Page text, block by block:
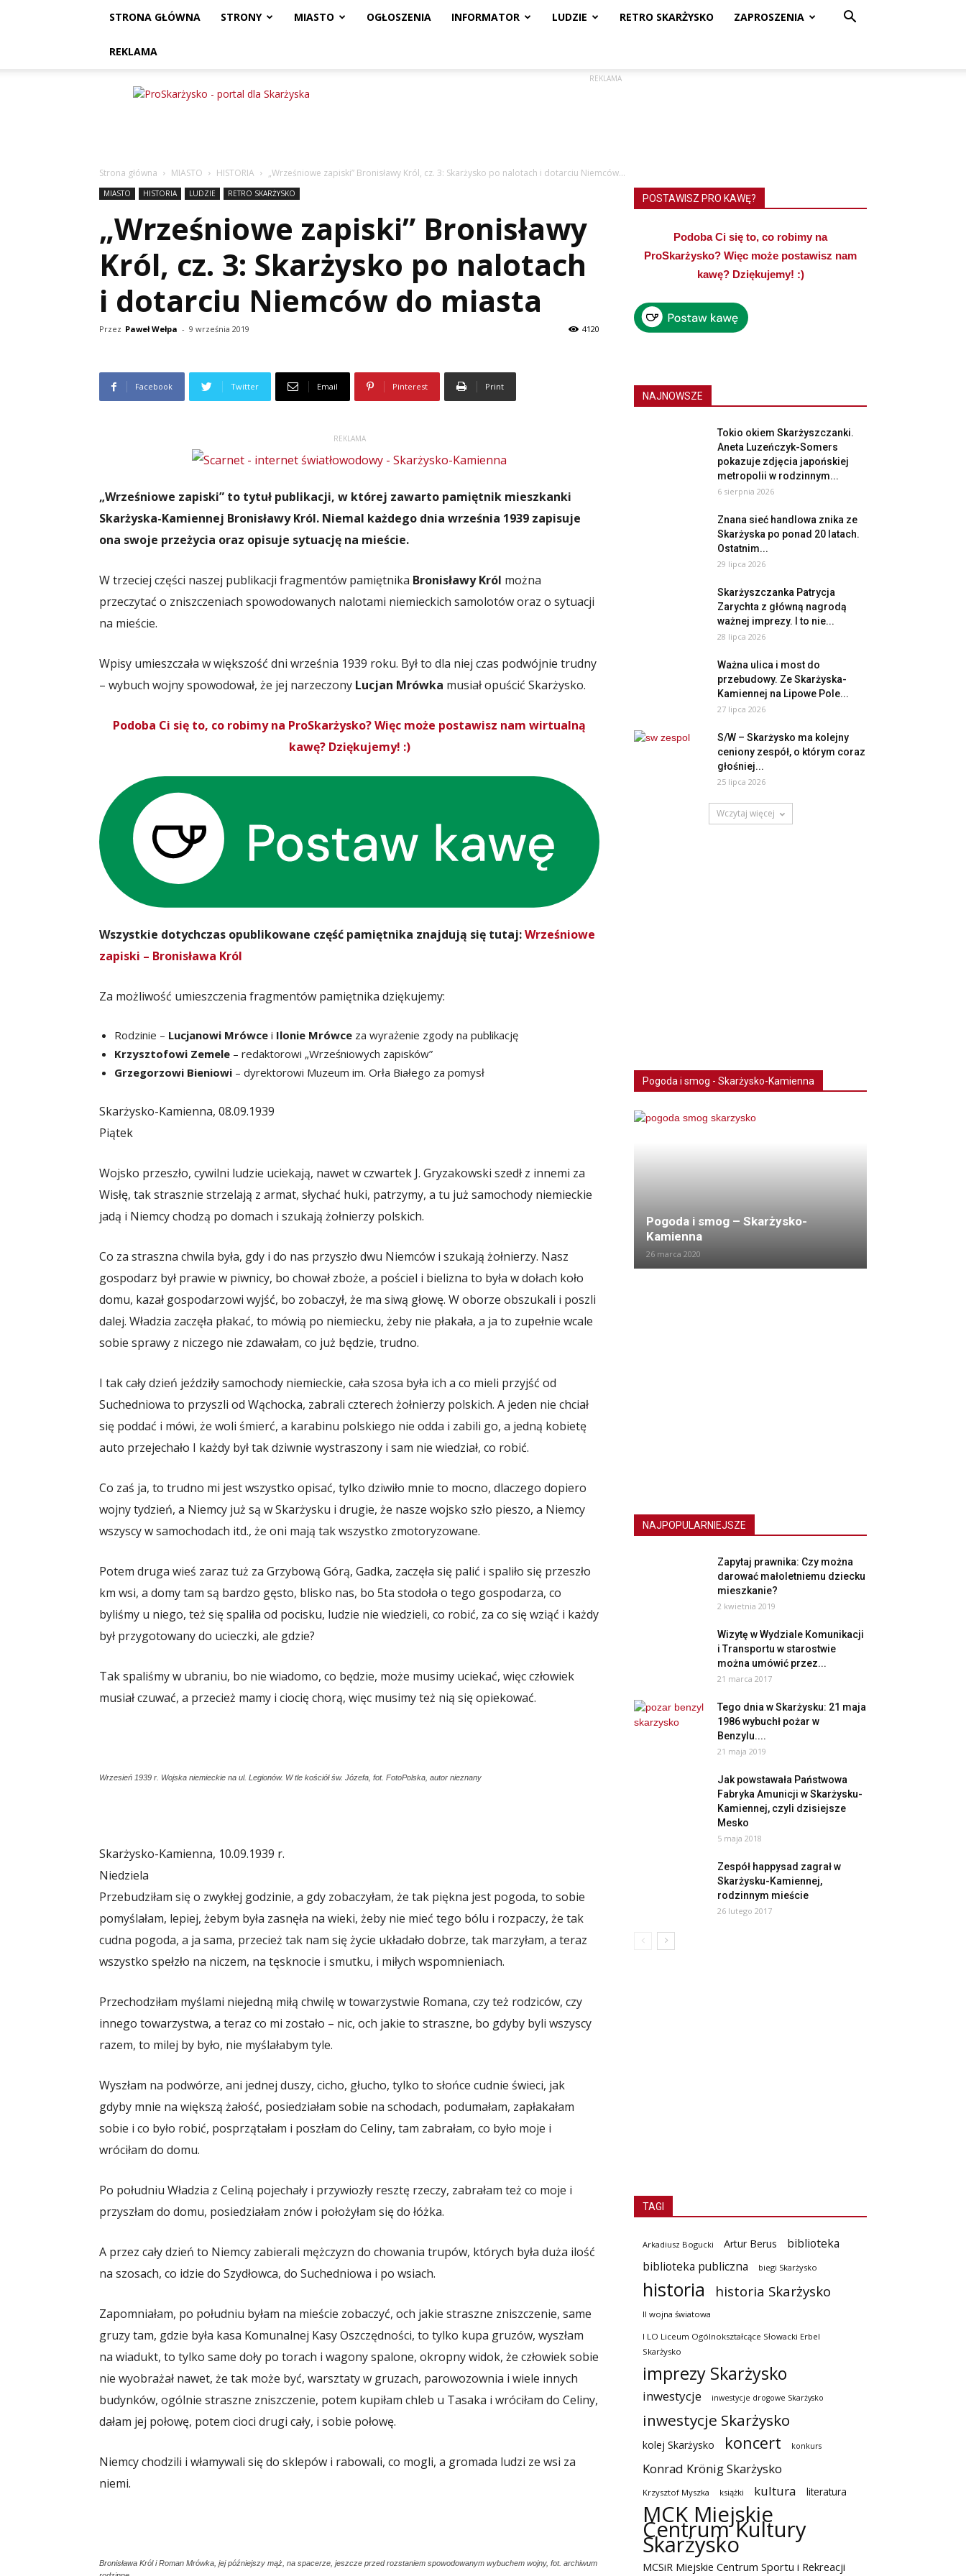
STRONA GŁÓWNA STRONY MIASTO OGŁOSZENIA INFORMATOR LUDZIE RETRO SKARŻYSKO ZAPROSZENIA
REKLAMA
ProSkarżysko
REKLAMA
Strona główna MIASTO HISTORIA „Wrześniowe zapiski” Bronisławy Król, cz. 3: Skarżysko po nalotach i dotarciu Niemców...
MIASTO HISTORIA LUDZIE RETRO SKARŻYSKO
„Wrześniowe zapiski” Bronisławy
Król, cz. 3: Skarżysko po nalotach
i dotarciu Niemców do miasta
Przez Paweł Wełpa - 9 września 2019 4120
Facebook Twitter Email Pinterest Print
REKLAMA
„Wrześniowe zapiski” to tytuł publikacji, w której zawarto pamiętnik mieszkanki
Skarżyska-Kamiennej Bronisławy Król. Niemal każdego dnia września 1939 zapisuje
ona swoje przeżycia oraz opisuje sytuację na mieście.
W trzeciej części naszej publikacji fragmentów pamiętnika Bronisławy Król można
przeczytać o zniszczeniach spowodowanych nalotami niemieckich samolotów oraz o sytuacji
na mieście.
Wpisy umieszczała w większość dni września 1939 roku. Był to dla niej czas podwójnie trudny
– wybuch wojny spowodował, że jej narzeczony Lucjan Mrówka musiał opuścić Skarżysko.
Podoba Ci się to, co robimy na ProSkarżysko? Więc może postawisz nam wirtualną
kawę? Dziękujemy! :)
Wszystkie dotychczas opublikowane część pamiętnika znajdują się tutaj:Wrześniowe
zapiski – Bronisława Król
Za możliwość umieszczenia fragmentów pamiętnika dziękujemy:
Rodzinie – Lucjanowi Mrówce i Ilonie Mrówce za wyrażenie zgody na publikację
Krzysztofowi Zemele – redaktorowi „Wrześniowych zapisków”
Grzegorzowi Bieniowi – dyrektorowi Muzeum im. Orła Białego za pomysł
Skarżysko-Kamienna, 08.09.1939
Piątek
Wojsko przeszło, cywilni ludzie uciekają, nawet w czwartek J. Gryzakowski szedł z innemi za
Wisłę, tak strasznie strzelają z armat, słychać huki, patrzymy, a tu już samochody niemieckie
jadą i Niemcy chodzą po domach i szukają żołnierzy polskich.
Co za straszna chwila była, gdy i do nas przyszło dwu Niemców i szukają żołnierzy. Nasz
gospodarz był prawie w piwnicy, bo chował zboże, a pościel i bielizna to była w dołach koło
domu, kazał gospodarzowi wyjść, bo zobaczył, że ma siwą głowę. W oborze obszukali i poszli
dalej. Władzia zaczęła płakać, to mówią po niemiecku, żeby nie płakała, a ja to zupełnie wcale
sobie sprawy z niczego nie zdawałam, co już będzie, trudno.
I tak cały dzień jeździły samochody niemieckie, cała szosa była ich a co mieli przyjść od
Suchedniowa to przyszli od Wąchocka, zabrali czterech żołnierzy polskich. A jeden nie chciał
się poddać i mówi, że woli śmierć, a karabinu polskiego nie odda i zabili go, a jedną kobietę
auto przejechało I każdy był tak dziwnie wystraszony i sam nie wiedział, co robić.
Co zaś ja, to trudno mi jest wszystko opisać, tylko dziwiło mnie to mocno, dlaczego dopiero
wojny tydzień, a Niemcy już są w Skarżysku i drugie, że nasze wojsko szło pieszo, a Niemcy
wszyscy w samochodach itd., że oni mają tak wszystko zmotoryzowane.
Potem druga wieś zaraz tuż za Grzybową Górą, Gadka, zaczęła się palić i spaliło się przeszło
km wsi, a domy tam są bardzo gęsto, blisko nas, bo 5ta stodoła o tego gospodarza, co
byliśmy u niego, też się spaliła od pocisku, ludzie nie wiedzieli, co robić, za co się wziąć i każdy
był przygotowany do ucieczki, ale gdzie?
Tak spaliśmy w ubraniu, bo nie wiadomo, co będzie, może musimy uciekać, więc człowiek
musiał czuwać, a przecież mamy i ciocię chorą, więc musimy też nią się opiekować.
Wrzesień 1939 r. Wojska niemieckie na ul. Legionów. W tle kościół św. Józefa, fot. FotoPolska, autor nieznany
Skarżysko-Kamienna, 10.09.1939 r.
Niedziela
Przebudziłam się o zwykłej godzinie, a gdy zobaczyłam, że tak piękna jest pogoda, to sobie
pomyślałam, lepiej, żebym była zasnęła na wieki, żeby nie mieć tego bólu i rozpaczy, że tak
cudna pogoda, a ja sama, przecież tak nam się życie układało dobrze, tak marzyłam, a teraz
wszystko spełzło na niczem, na tęsknocie i smutku, i miłych wspomnieniach.
Przechodziłam myślami niejedną miłą chwilę w towarzystwie Romana, czy też rodziców, czy
innego towarzystwa, a teraz co mi zostało – nic, och jakie to straszne, bo gdyby byli wszyscy
razem, to milej by było, nie myślałabym tyle.
Wyszłam na podwórze, ani jednej duszy, cicho, głucho, tylko to słońce cudnie świeci, jak
gdyby mnie na większą żałość, posiedziałam sobie na schodach, podumałam, zapłakałam
sobie i co było robić, posprzątałam i poszłam do Celiny, tam zabrałam, co było moje i
wróciłam do domu.
Po południu Władzia z Celiną pojechały i przywiozły resztę rzeczy, zabrałam też co moje i
przyszłam do domu, posiedziałam znów i położyłam się do łóżka.
A przez cały dzień to Niemcy zabierali mężczyzn do chowania trupów, których była duża ilość
na szosach, co idzie do Szydłowca, do Suchedniowa i po wsiach.
Zapomniałam, po południu byłam na mieście zobaczyć, och jakie straszne zniszczenie, same
gruzy tam, gdzie była kasa Komunalnej Kasy Oszczędności, to tylko kupa gruzów, wyszłam
na wiadukt, to tylko same doły po torach i wagony spalone, okropny widok, że człowiek sobie
nie wyobrażał nawet, że tak może być, warsztaty w gruzach, parowozownia i wiele innych
budynków, ogólnie straszne zniszczenie, potem kupiłam chleb u Tasaka i wróciłam do Celiny,
dałam jej połowę, potem cioci drugi cały, i sobie połowę.
Niemcy chodzili i włamywali się do sklepów i rabowali, co mogli, a gromada ludzi ze wsi za
niemi.
Bronisława Król i Roman Mrówka, jej późniejszy mąż, na spacerze, jeszcze przed rozstaniem spowodowanym wybuchem wojny, fot. archiwum
POSTAWISZ PRO KAWĘ?
Podoba Ci się to, co robimy na
ProSkarżysko? Więc może postawisz nam
kawę? Dziękujemy! :)
NAJNOWSZE
Tokio okiem Skarżyszczanki.
Aneta Luzeńczyk-Somers
pokazuje zdjęcia japońskiej
metropolii w rodzinnym...
6 sierpnia 2026
Znana sieć handlowa znika ze
Skarżyska po ponad 20 latach.
Ostatnim...
29 lipca 2026
Skarżyszczanka Patrycja
Zarychta z główną nagrodą
ważnej imprezy. I to nie...
28 lipca 2026
Ważna ulica i most do
przebudowy. Ze Skarżyska-
Kamiennej na Lipowe Pole...
27 lipca 2026
S/W – Skarżysko ma kolejny
ceniony zespół, o którym coraz
głośniej...
25 lipca 2026
Wczytaj więcej
Pogoda i smog - Skarżysko-Kamienna
Pogoda i smog – Skarżysko-
Kamienna
26 marca 2020
NAJPOPULARNIEJSZE
Zapytaj prawnika: Czy można
darować małoletniemu dziecku
mieszkanie?
2 kwietnia 2019
Wizytę w Wydziale Komunikacji
i Transportu w starostwie
można umówić przez...
21 marca 2017
Tego dnia w Skarżysku: 21 maja
1986 wybuchł pożar w
Benzylu....
21 maja 2019
Jak powstawała Państwowa
Fabryka Amunicji w Skarżysku-
Kamiennej, czyli dzisiejsze
Mesko
5 maja 2018
Zespół happysad zagrał w
Skarżysku-Kamiennej,
rodzinnym mieście
26 lutego 2017
TAGI
Arkadiusz Bogucki Artur Berus
biblioteka
biblioteka publiczna
biegi Skarżysko
historia historia Skarżysko
II wojna światowa
I LO Liceum Ogólnokształcące Słowacki Erbel
Skarżysko
imprezy Skarżysko
inwestycje inwestycje drogowe Skarżysko
inwestycje Skarżysko
kolej Skarżysko koncert konkurs
Konrad Krönig Skarżysko
Krzysztof Myszka książki kultura literatura
MCK Miejskie
Centrum Kultury
Skarżysko
MCSiR Miejskie Centrum Sportu i Rekreacji